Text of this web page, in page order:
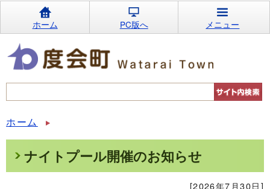
ホーム PC版へ メニュー
ホーム
ナイトプール開催のお知らせ
[2026年7月30日]